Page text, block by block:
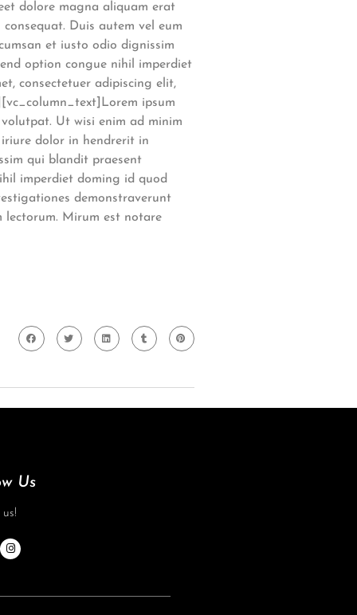
dolore magna aliquam erat
Duis autem vel eum
et iusto odio dignissim
option congue nihil imperdiet
consectetuer adipiscing elit,
ipsum
Ut wisi enim ad minim
dolor in hendrerit in
qui blandit praesent
imperdiet doming id quod
demonstraverunt
lectorum. Mirum est notare
Us